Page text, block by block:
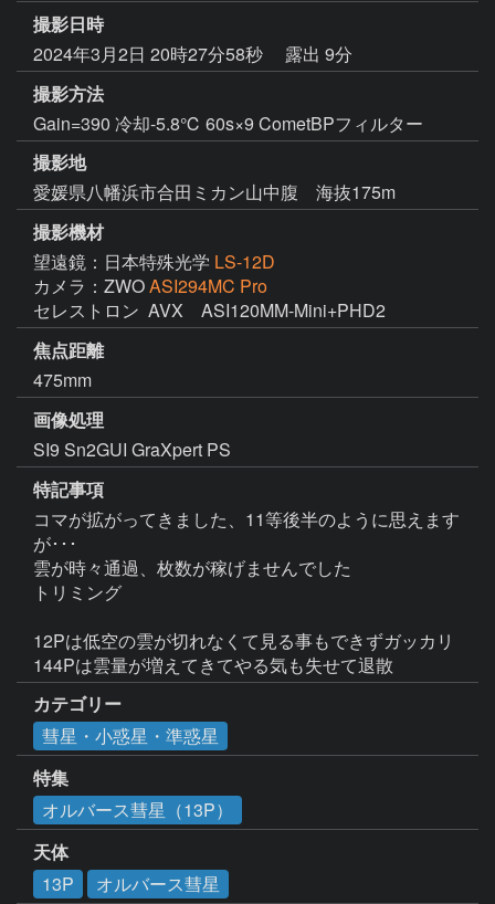
撮影日時
2024年3月2日 20時27分58秒
露出 9分
撮影方法
Gain=390 冷却-5.8℃ 60s×9 CometBPフィルター
撮影地
愛媛県八幡浜市合田ミカン山中腹 海抜175m
撮影機材
望遠鏡：日本特殊光学 LS-12D
カメラ：ZWOASI294MC Pro
セレストロン  AVX　ASI120MM-Mini+PHD2
焦点距離
475mm
画像処理
SI9 Sn2GUI GraXpert PS
特記事項
コマが拡がってきました、11等後半のように思えます
が･･･
雲が時々通過、枚数が稼げませんでした
トリミング
12Pは低空の雲が切れなくて見る事もできずガッカリ
144Pは雲量が増えてきてやる気も失せて退散
カテゴリー
彗星・小惑星・準惑星
特集
オルバース彗星（13P）
天体
13P
オルバース彗星